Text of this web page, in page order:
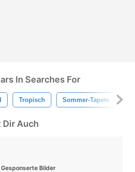
In Searches For
Tropisch Sommer-Tapete
Auch
Gesponserte Bilder